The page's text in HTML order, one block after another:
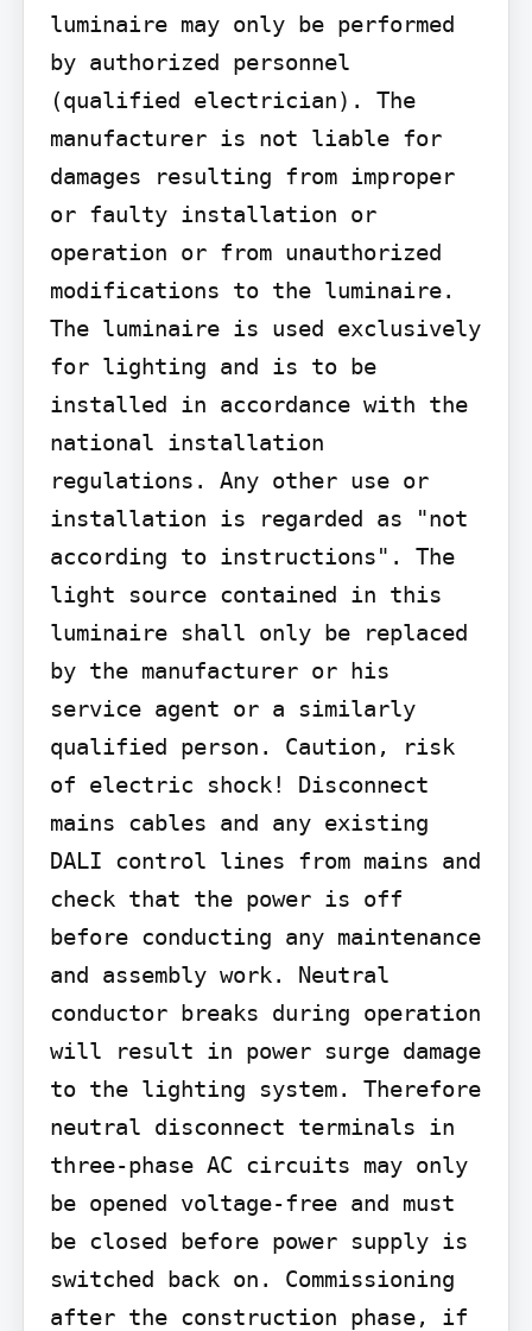
luminaire may only be performed
by authorized personnel
(qualified electrician). The
manufacturer is not liable for
damages resulting from improper
or faulty installation or
operation or from unauthorized
modifications to the luminaire.
The luminaire is used exclusively
for lighting and is to be
installed in accordance with the
national installation
regulations. Any other use or
installation is regarded as "not
according to instructions". The
light source contained in this
luminaire shall only be replaced
by the manufacturer or his
service agent or a similarly
qualified person. Caution, risk
of electric shock! Disconnect
mains cables and any existing
DALI control lines from mains and
check that the power is off
before conducting any maintenance
and assembly work. Neutral
conductor breaks during operation
will result in power surge damage
to the lighting system. Therefore
neutral disconnect terminals in
three-phase AC circuits may only
be opened voltage-free and must
be closed before power supply is
switched back on. Commissioning
after the construction phase, if